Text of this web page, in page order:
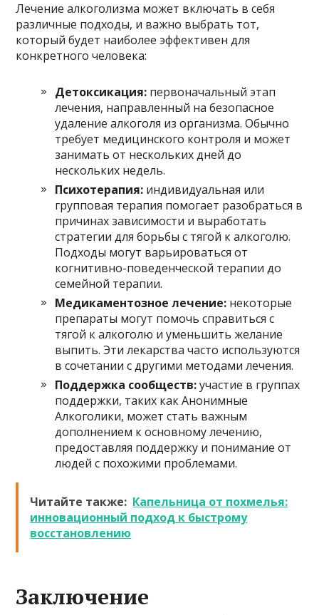
Лечение алкоголизма может включать в себя
различные подходы, и важно выбрать тот,
который будет наиболее эффективен для
конкретного человека:
Детоксикация: первоначальный этап
лечения, направленный на безопасное
удаление алкоголя из организма. Обычно
требует медицинского контроля и может
занимать от нескольких дней до
нескольких недель.
Психотерапия: индивидуальная или
групповая терапия помогает разобраться в
причинах зависимости и выработать
стратегии для борьбы с тягой к алкоголю.
Подходы могут варьироваться от
когнитивно-поведенческой терапии до
семейной терапии.
Медикаментозное лечение: некоторые
препараты могут помочь справиться с
тягой к алкоголю и уменьшить желание
выпить. Эти лекарства часто используются
в сочетании с другими методами лечения.
Поддержка сообществ:участие в группах
поддержки, таких как Анонимные
Алкоголики, может стать важным
дополнением к основному лечению,
предоставляя поддержку и понимание от
людей с похожими проблемами.
Читайте также: Капельница от похмелья:
инновационный подход к быстрому
восстановлению
Заключение